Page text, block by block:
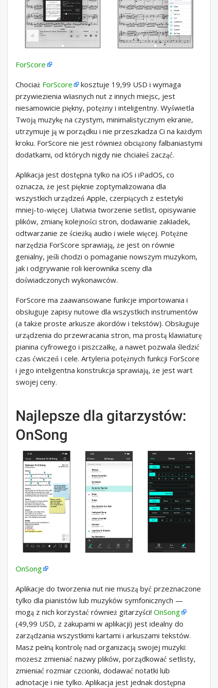
ForScore
Chociaż ForScore
kosztuje 19,99 USD i wymaga
przywiezienia własnych nut z innych miejsc, jest
niesamowicie piękny, potężny i inteligentny. Wyświetla
Twoją muzykę na czystym, minimalistycznym ekranie,
utrzymuje ją w porządku i nie przeszkadza Ci na każdym
kroku. ForScore nie jest również obciążony falbaniastymi
dodatkami, od których nigdy nie chciałeś zacząć.
Aplikacja jest dostępna tylko na iOS i iPadOS, co
oznacza, że ​​jest pięknie zoptymalizowana dla
wszystkich urządzeń Apple, czerpiących z estetyki
mniej-to-więcej. Ułatwia tworzenie setlist, opisywanie
plików, zmianę kolejności stron, dodawanie zakładek,
odtwarzanie ze ścieżką audio i wiele więcej. Potężne
narzędzia ForScore sprawiają, że jest on równie
genialny, jeśli chodzi o pomaganie nowszym muzykom,
jak i odgrywanie roli kierownika sceny dla
doświadczonych wykonawców.
ForScore ma zaawansowane funkcje importowania i
obsługuje zapisy nutowe dla wszystkich instrumentów
(a także proste arkusze akordów i tekstów). Obsługuje
urządzenia do przewracania stron, ma prostą klawiaturę
pianina cyfrowego i piszczałkę, a nawet pozwala śledzić
czas ćwiczeń i cele. Artyleria potężnych funkcji ForScore
i jego inteligentna konstrukcja sprawiają, że jest wart
swojej ceny.
Najlepsze dla gitarzystów:
OnSong
OnSong
Aplikacje do tworzenia nut nie muszą być przeznaczone
tylko dla pianistów lub muzyków symfonicznych —
mogą z nich korzystać również gitarzyści! OnSong
(49,99 USD, z zakupami w aplikacji) jest idealny do
zarządzania wszystkimi kartami i arkuszami tekstów.
Masz pełną kontrolę nad organizacją swojej muzyki:
możesz zmieniać nazwy plików, porządkować setlisty,
zmieniać rozmiar czcionki, dodawać notatki lub
adnotacje i nie tylko. Aplikacja jest jednak dostępna